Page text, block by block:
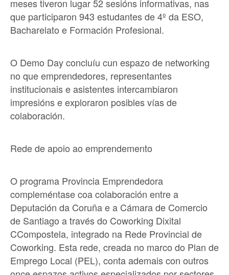
meses tiveron lugar 52 sesións informativas, nas
que participaron 943 estudantes de 4º da ESO,
Bacharelato e Formación Profesional.
O Demo Day concluíu cun espazo de networking
no que emprendedores, representantes
institucionais e asistentes intercambiaron
impresións e exploraron posibles vías de
colaboración.
Rede de apoio ao emprendemento
O programa Provincia Emprendedora
compleméntase coa colaboración entre a
Deputación da Coruña e a Cámara de Comercio
de Santiago a través do Coworking Dixital
CCompostela, integrado na Rede Provincial de
Coworking. Esta rede, creada no marco do Plan de
Emprego Local (PEL), conta ademais con outros